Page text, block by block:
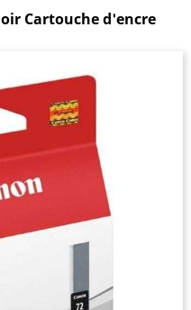
Cartouche d'encre